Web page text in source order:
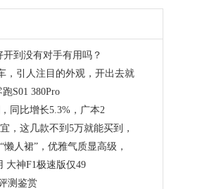
到没有对手有用吗？
，引人注目的外观，开出去就
S01 380Pro
同比增长5.3%，广本2
，这几款不到5万就能买到，
人裙”，优雅气质显高级，
大神F1极速版仅49
测鉴赏